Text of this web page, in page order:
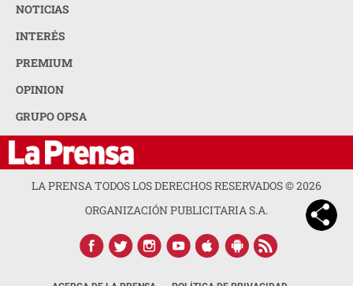
NOTICIAS
INTERÉS
PREMIUM
OPINION
GRUPO OPSA
LA PRENSA TODOS LOS DERECHOS RESERVADOS ©2026
ORGANIZACIÓN PUBLICITARIA S.A.